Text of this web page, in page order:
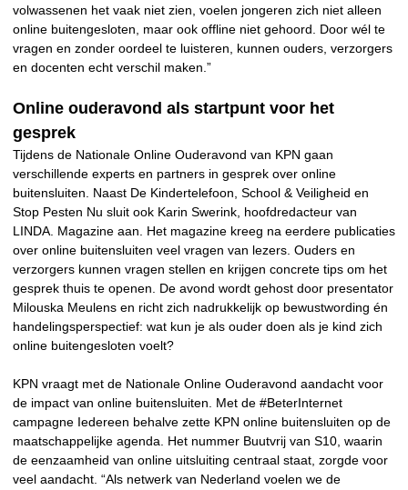
volwassenen het vaak niet zien, voelen jongeren zich niet alleen
online buitengesloten, maar ook offline niet gehoord. Door wél te
vragen en zonder oordeel te luisteren, kunnen ouders, verzorgers
en docenten echt verschil maken.”
Online ouderavond als startpunt voor het
gesprek
Tijdens de Nationale Online Ouderavond van KPN gaan
verschillende experts en partners in gesprek over online
buitensluiten. Naast De Kindertelefoon, School & Veiligheid en
Stop Pesten Nu sluit ook Karin Swerink, hoofdredacteur van
LINDA. Magazine aan. Het magazine kreeg na eerdere publicaties
over online buitensluiten veel vragen van lezers. Ouders en
verzorgers kunnen vragen stellen en krijgen concrete tips om het
gesprek thuis te openen. De avond wordt gehost door presentator
Milouska Meulens en richt zich nadrukkelijk op bewustwording én
handelingsperspectief: wat kun je als ouder doen als je kind zich
online buitengesloten voelt?
KPN vraagt met de Nationale Online Ouderavond aandacht voor
de impact van online buitensluiten. Met de #BeterInternet
campagne Iedereen behalve zette KPN online buitensluiten op de
maatschappelijke agenda. Het nummer Buutvrij van S10, waarin
de eenzaamheid van online uitsluiting centraal staat, zorgde voor
veel aandacht. “Als netwerk van Nederland voelen we de